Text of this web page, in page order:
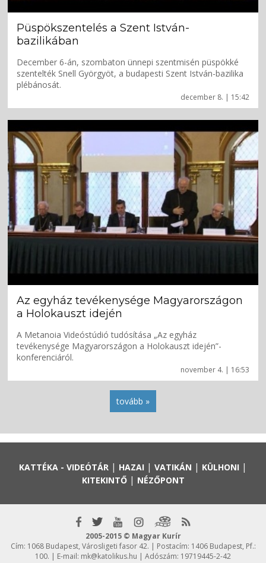
december 8. | 15:42
Püspökszentelés a Szent István-
bazilikában
December 6-án, szombaton ünnepi szentmisén püspökké
szentelték Snell Györgyöt, a budapesti Szent István-bazilika
plébánosát.
november 4. | 16:53
Az egyház tevékenysége Magyarországon
a Holokauszt idején
A Metanoia Videóstúdió tudósítása „Az egyház
tevékenysége Magyarországon a Holokauszt idején”-
konferenciáról.
tovább »
KATTÉKA - VIDEÓTÁR | HAZAI | VATIKÁN | KÜLHONI |
KITEKINTŐ| NÉZŐPONT
2005-2015 © Magyar Kurír
Cím: 1068 Budapest, Városligeti fasor 42. | Postacím: 1406 Budapest, Pf.:
100. | E-mail: mk@katolikus.hu | Adószám: 19719445-2-42